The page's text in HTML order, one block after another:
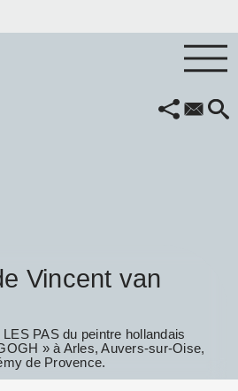
Vincent van
PAS du peintre hollandais
» à Arles, Auvers-sur-Oise,
de Provence.